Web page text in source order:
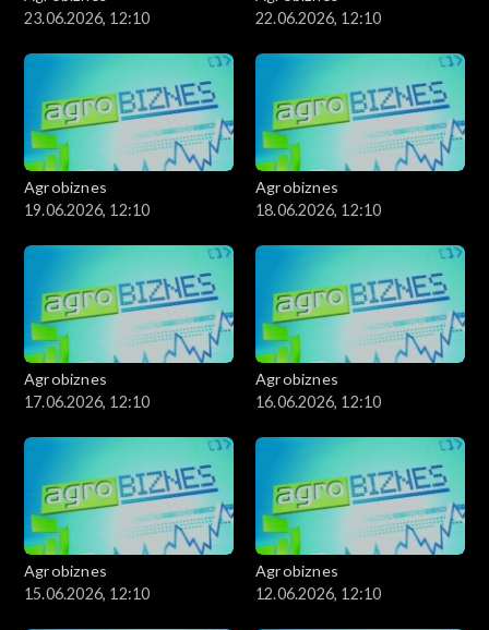
23.06.2026, 12:10
22.06.2026, 12:10
Agrobiznes
19.06.2026, 12:10
Agrobiznes
18.06.2026, 12:10
Agrobiznes
17.06.2026, 12:10
Agrobiznes
16.06.2026, 12:10
Agrobiznes
15.06.2026, 12:10
Agrobiznes
12.06.2026, 12:10